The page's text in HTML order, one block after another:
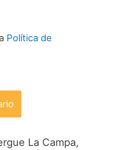
Política de
La Campa,